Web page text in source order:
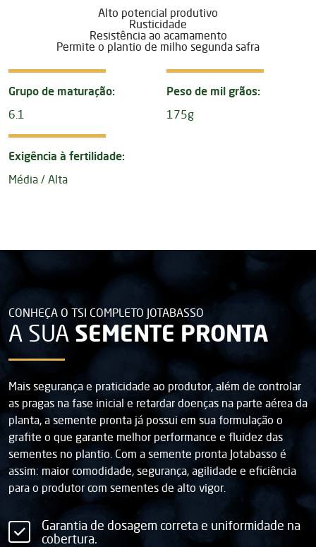
Alto potencial produtivo
Rusticidade
Resistência ao acamamento
Permite o plantio de milho segunda safra
Grupo de maturação:
6.1
Peso de mil grãos:
175g
Exigência à fertilidade:
Média / Alta
CONHEÇA O TSI COMPLETO JOTABASSO
A SUA SEMENTE PRONTA
Mais segurança e praticidade ao produtor, além de controlar
as pragas na fase inicial e retardar doenças na parte aérea da
planta, a semente pronta já possui em sua formulação o
grafite o que garante melhor performance e fluidez das
sementes no plantio. Com a semente pronta Jotabasso é
assim: maior comodidade, segurança, agilidade e eficiência
para o produtor com sementes de alto vigor.
Garantia de dosagem correta e uniformidade na
cobertura.